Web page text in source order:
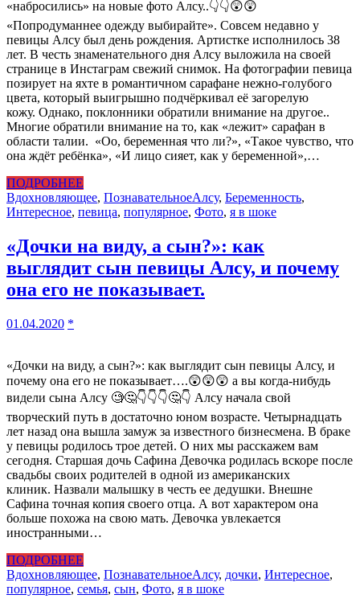
«набросились» на новые фото Алсу..👇👇😲😲
«Попродуманнее одежду выбирайте». Совсем недавно у
певицы Алсу был день рождения. Артистке исполнилось 38
лет. В честь знаменательного дня Алсу выложила на своей
странице в Инстаграм свежий снимок. На фотографии певица
позирует на яхте в романтичном сарафане нежно-голубого
цвета, который выигрышно подчёркивал её загорелую
кожу. Однако, поклонники обратили внимание на другое..
Многие обратили внимание на то, как «лежит» сарафан в
области талии. «Оо, беременная что ли?», «Такое чувство, что
она ждёт ребёнка», «И лицо сияет, как у беременной»,…
ПОДРОБНЕЕ
Вдохновляющее, ПознавательноеАлсу, Беременность,
Интересное, певица, популярное, Фото, я в шоке
«Дочки на виду, а сын?»: как
выглядит сын певицы Алсу, и почему
она его не показывает.
01.04.2020 *
«Дочки на виду, а сын?»: как выглядит сын певицы Алсу, и
почему она его не показывает….😲😲😲 а вы когда-нибудь
видели сына Алсу 🧐🤔👇👇👇🤔👇 Алсу начала свой
творческий путь в достаточно юном возрасте. Четырнадцать
лет назад она вышла замуж за известного бизнесмена. В браке
у певицы родилось трое детей. О них мы расскажем вам
сегодня. Старшая дочь Сафина Девочка родилась вскоре после
свадьбы своих родителей в одной из американских
клиник. Назвали малышку в честь ее дедушки. Внешне
Сафина точная копия своего отца. А вот характером она
больше похожа на свою мать. Девочка увлекается
иностранными…
ПОДРОБНЕЕ
Вдохновляющее, ПознавательноеАлсу, дочки, Интересное,
популярное, семья, сын, Фото, я в шоке